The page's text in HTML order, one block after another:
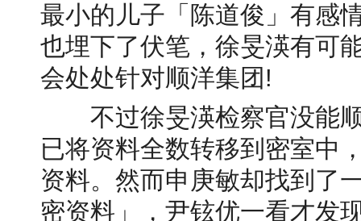
最小的儿子「陈道俊」有感
也埋下了伏笔，徐旻渶有可
会处处针对顺洋集团!
不过徐旻渶检察官没能顺
已将资料全数转移到密室中
资料。然而申庚敏却找到了
密资料」，尹铉优一看才发